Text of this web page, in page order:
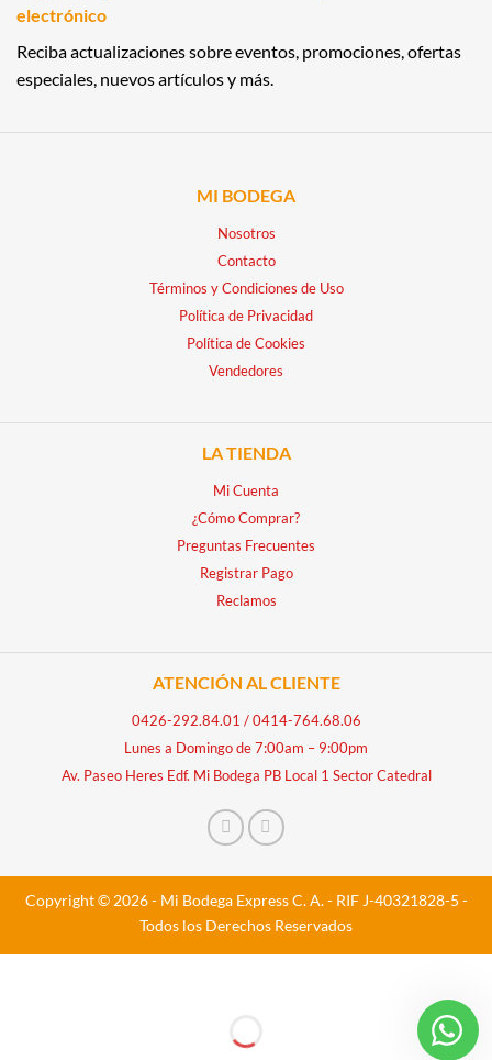
electrónico
Reciba actualizaciones sobre eventos, promociones, ofertas
especiales, nuevos artículos y más.
MI BODEGA
Nosotros
Contacto
Términos y Condiciones de Uso
Política de Privacidad
Política de Cookies
Vendedores
LA TIENDA
Mi Cuenta
¿Cómo Comprar?
Preguntas Frecuentes
Registrar Pago
Reclamos
ATENCIÓN AL CLIENTE
0426-292.84.01 /0414-764.68.06
Lunes a Domingo de 7:00am – 9:00pm
Av. Paseo Heres Edf. Mi Bodega PB Local 1 Sector Catedral
Copyright © 2026 - Mi Bodega Express C. A. - RIF J-40321828-5 -
Todos los Derechos Reservados